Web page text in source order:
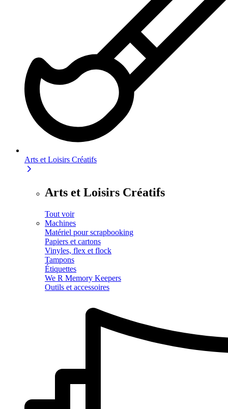
Arts et Loisirs Créatifs
Arts et Loisirs Créatifs
Tout voir
Machines
Matériel pour scrapbooking
Papiers et cartons
Vinyles, flex et flock
Tampons
Étiquettes
We R Memory Keepers
Outils et accessoires